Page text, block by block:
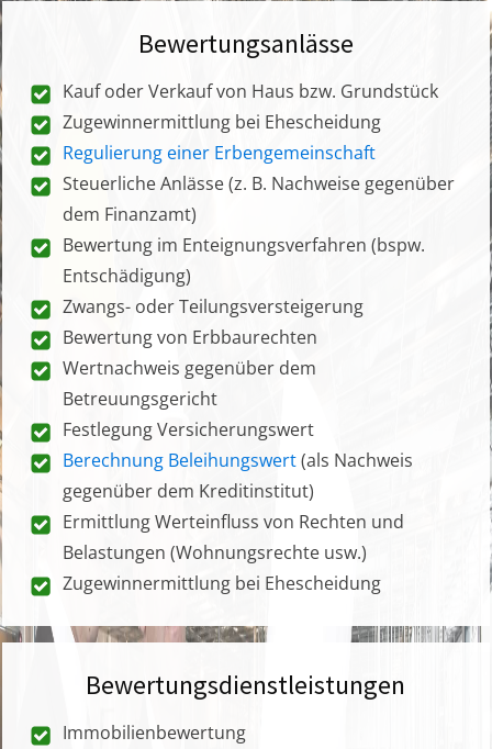
Bewertungsanlässe
Kauf oder Verkauf von Haus bzw. Grundstück
Zugewinnermittlung bei Ehescheidung
Regulierung einer Erbengemeinschaft
Steuerliche Anlässe (z. B. Nachweise gegenüber
dem Finanzamt)
Bewertung im Enteignungsverfahren (bspw.
Entschädigung)
Zwangs- oder Teilungsversteigerung
Bewertung von Erbbaurechten
Wertnachweis gegenüber dem
Betreuungsgericht
Festlegung Versicherungswert
Berechnung Beleihungswert(als Nachweis
gegenüber dem Kreditinstitut)
Ermittlung Werteinfluss von Rechten und
Belastungen (Wohnungsrechte usw.)
Zugewinnermittlung bei Ehescheidung
Bewertungsdienstleistungen
Immobilienbewertung